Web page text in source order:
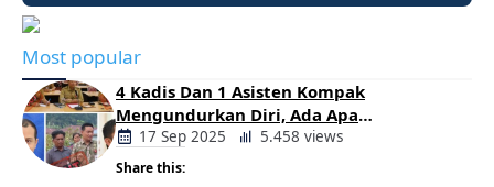
Most popular
4 Kadis Dan 1 Asisten Kompak
Mengundurkan Diri, Ada Apa
Pemerintahan Oloan
17 Sep 2025 5.458 views
Share this: